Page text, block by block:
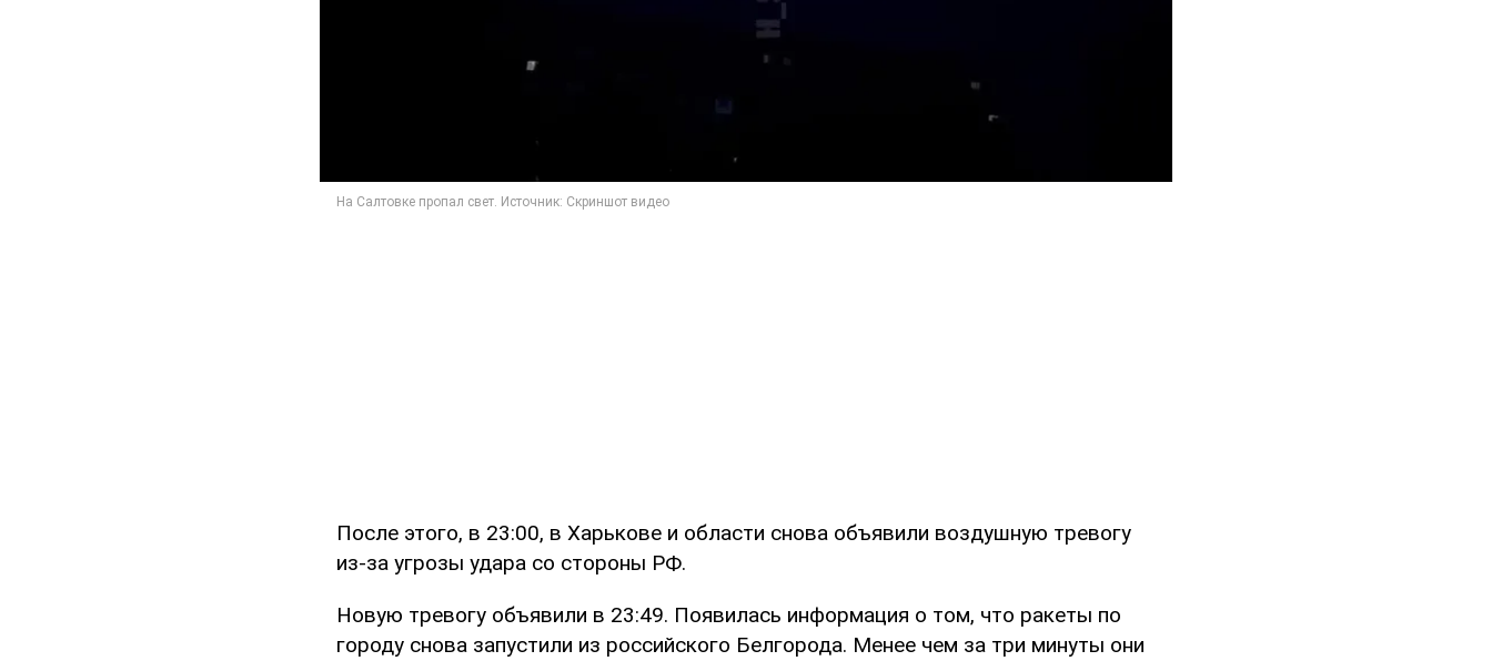
После этого, в 23:00, в Харькове и области снова объявили воздушную тревогу
из-за угрозы удара со стороны РФ.
Новую тревогу объявили в 23:49. Появилась информация о том, что ракеты по
городу снова запустили из российского Белгорода. Менее чем за три минуты они